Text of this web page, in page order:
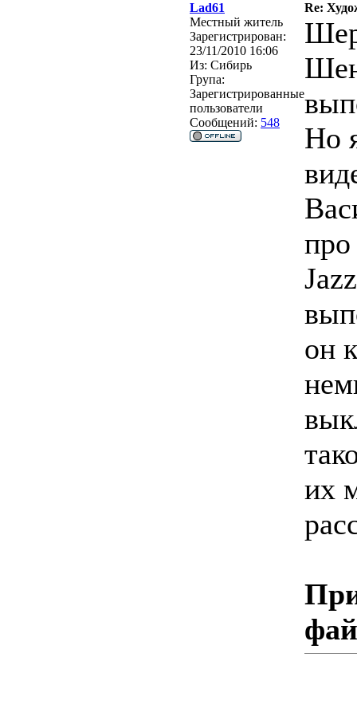
Lad61
Re:
Местный житель
Зарегистрирован:
23/11/2010 16:06
Из: Сибирь
Група:
Зарегистрированные
пользователи
Сообщений: 548
Но
он
их